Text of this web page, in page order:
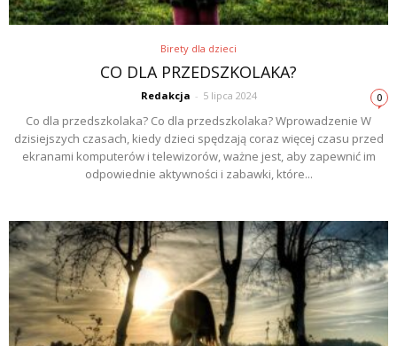
Birety dla dzieci
CO DLA PRZEDSZKOLAKA?
Redakcja - 5 lipca 2024 0
Co dla przedszkolaka? Co dla przedszkolaka? Wprowadzenie W
dzisiejszych czasach, kiedy dzieci spędzają coraz więcej czasu przed
ekranami komputerów i telewizorów, ważne jest, aby zapewnić im
odpowiednie aktywności i zabawki, które...